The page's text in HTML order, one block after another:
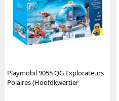
Playmobil 9055 QG Explorateurs
Polaires (Hoofdkwartier